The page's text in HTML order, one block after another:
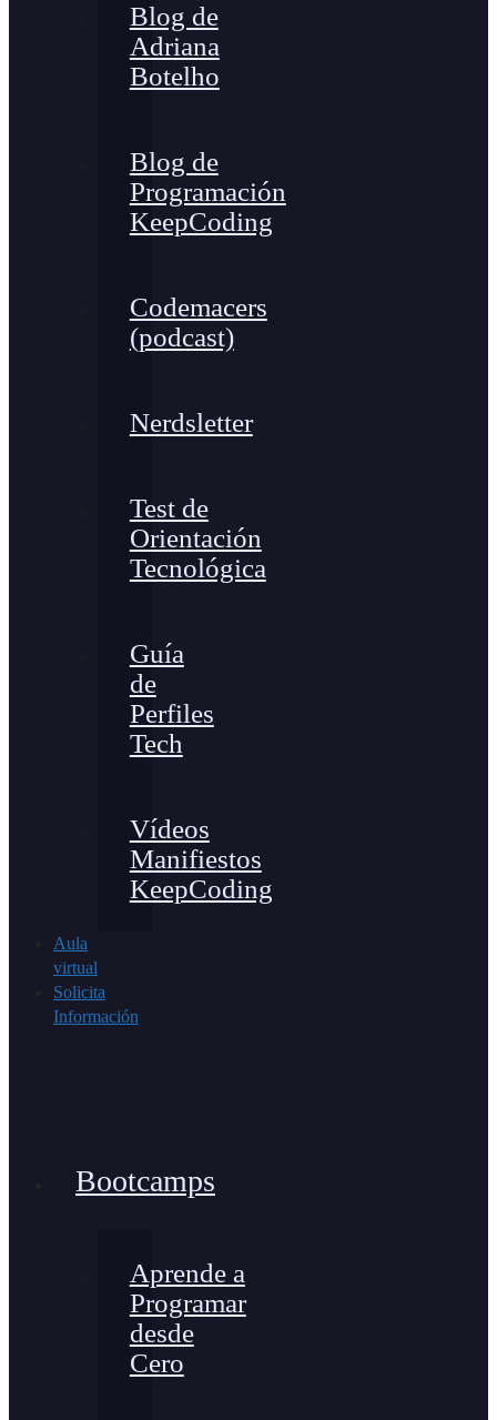
Blog de
Adriana
Botelho
Blog de
Programación
KeepCoding
Codemacers
(podcast)
Nerdsletter
Test de
Orientación
Tecnológica
Guía
de
Perfiles
Tech
Vídeos
Manifiestos
KeepCoding
Aula
virtual
Solicita
Información
Bootcamps
Aprende a
Programar
desde
Cero